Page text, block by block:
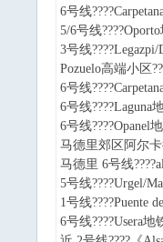
6号线
5/6号线
3号线
Pozuelo高端小区
6号线
6号线
6号线????Opanel
马德里郊区阿尔
马德里 6号线
5号线????Urgel/
1号线????Puente
6号线????Usera